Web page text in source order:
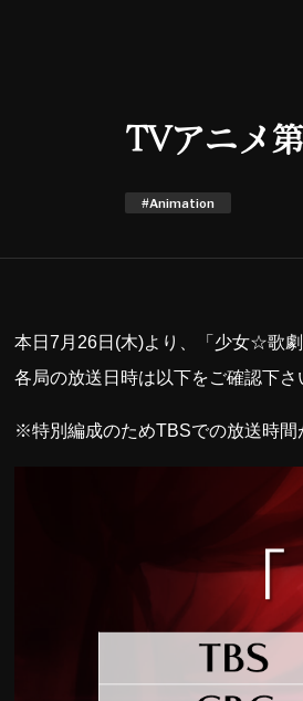
TVアニメ
#Animation
本日7月26日(木)より、「少女☆歌
各局の放送日時は以下をご確認下さ
※特別編成のためTBSでの放送時間